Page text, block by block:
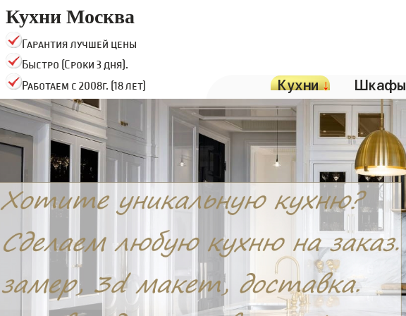
Кухни Москва
Гарантия лучшей цены
Быстро (Сроки 3 дня).
Работаем с 2008г. (18 лет)
Кухни↓ Шкафы